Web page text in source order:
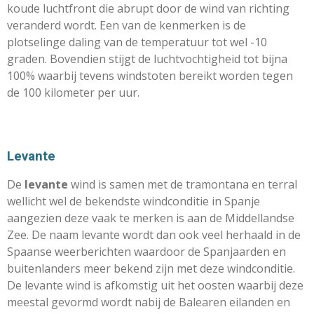
koude luchtfront die abrupt door de wind van richting
veranderd wordt. Een van de kenmerken is de
plotselinge daling van de temperatuur tot wel -10
graden. Bovendien stijgt de luchtvochtigheid tot bijna
100% waarbij tevens windstoten bereikt worden tegen
de 100 kilometer per uur.
Levante
De levante wind is samen met de tramontana en terral
wellicht wel de bekendste windconditie in Spanje
aangezien deze vaak te merken is aan de Middellandse
Zee. De naam levante wordt dan ook veel herhaald in de
Spaanse weerberichten waardoor de Spanjaarden en
buitenlanders meer bekend zijn met deze windconditie.
De levante wind is afkomstig uit het oosten waarbij deze
meestal gevormd wordt nabij de Balearen eilanden en